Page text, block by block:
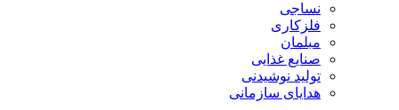
نساجی
فلزکاری
مبلمان
صنایع غذایی
تولید نوشیدنی
هدایای سازمانی